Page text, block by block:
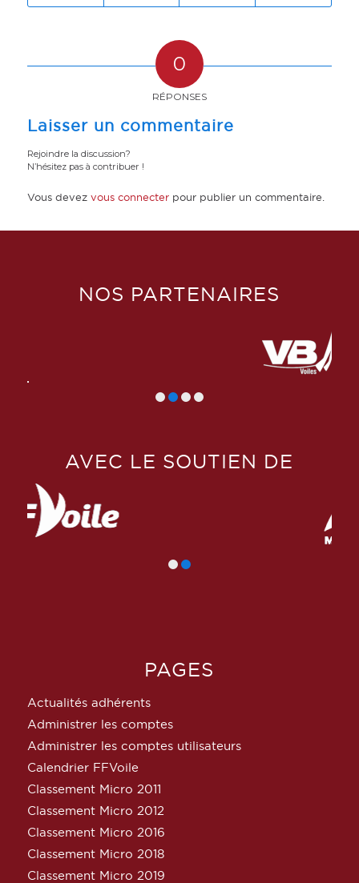
0
RÉPONSES
Laisser un commentaire
Rejoindre la discussion?
N’hésitez pas à contribuer !
Vous devez vous connecterpour publier un commentaire.
NOS PARTENAIRES
AVEC LE SOUTIEN DE
PAGES
Actualités adhérents
Administrer les comptes
Administrer les comptes utilisateurs
Calendrier FFVoile
Classement Micro 2011
Classement Micro 2012
Classement Micro 2016
Classement Micro 2018
Classement Micro 2019